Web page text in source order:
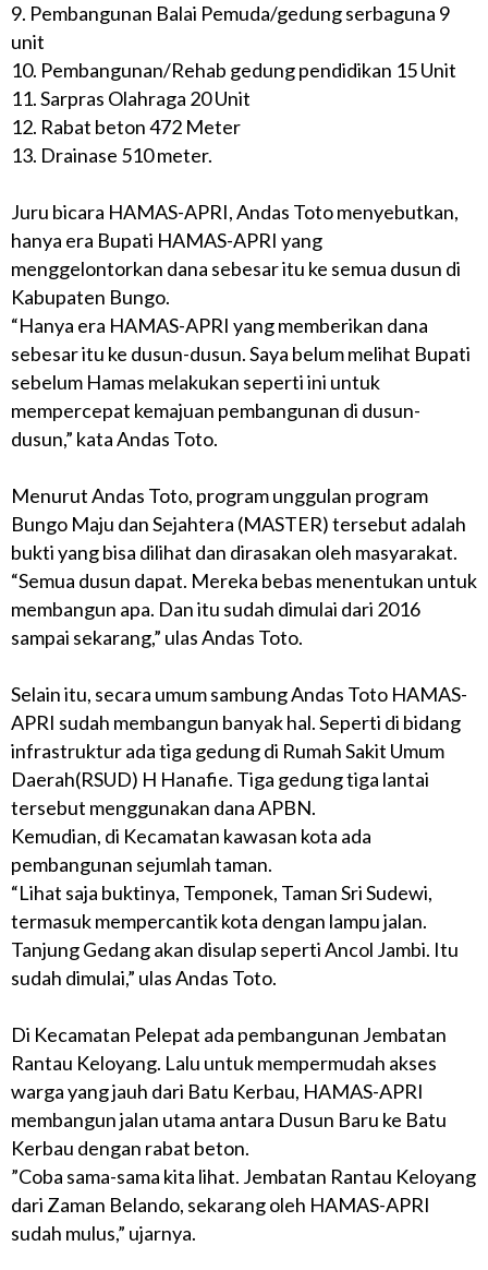
9. Pembangunan Balai Pemuda/gedung serbaguna 9
unit
10. Pembangunan/Rehab gedung pendidikan 15 Unit
11. Sarpras Olahraga 20 Unit
12. Rabat beton 472 Meter
13. Drainase 510 meter.
Juru bicara HAMAS-APRI, Andas Toto menyebutkan,
hanya era Bupati HAMAS-APRI yang
menggelontorkan dana sebesar itu ke semua dusun di
Kabupaten Bungo.
“Hanya era HAMAS-APRI yang memberikan dana
sebesar itu ke dusun-dusun. Saya belum melihat Bupati
sebelum Hamas melakukan seperti ini untuk
mempercepat kemajuan pembangunan di dusun-
dusun,” kata Andas Toto.
Menurut Andas Toto, program unggulan program
Bungo Maju dan Sejahtera (MASTER) tersebut adalah
bukti yang bisa dilihat dan dirasakan oleh masyarakat.
“Semua dusun dapat. Mereka bebas menentukan untuk
membangun apa. Dan itu sudah dimulai dari 2016
sampai sekarang,” ulas Andas Toto.
Selain itu, secara umum sambung Andas Toto HAMAS-
APRI sudah membangun banyak hal. Seperti di bidang
infrastruktur ada tiga gedung di Rumah Sakit Umum
Daerah(RSUD) H Hanafie. Tiga gedung tiga lantai
tersebut menggunakan dana APBN.
Kemudian, di Kecamatan kawasan kota ada
pembangunan sejumlah taman.
“Lihat saja buktinya, Temponek, Taman Sri Sudewi,
termasuk mempercantik kota dengan lampu jalan.
Tanjung Gedang akan disulap seperti Ancol Jambi. Itu
sudah dimulai,” ulas Andas Toto.
Di Kecamatan Pelepat ada pembangunan Jembatan
Rantau Keloyang. Lalu untuk mempermudah akses
warga yang jauh dari Batu Kerbau, HAMAS-APRI
membangun jalan utama antara Dusun Baru ke Batu
Kerbau dengan rabat beton.
”Coba sama-sama kita lihat. Jembatan Rantau Keloyang
dari Zaman Belando, sekarang oleh HAMAS-APRI
sudah mulus,” ujarnya.